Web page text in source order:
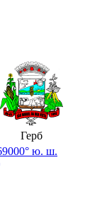
Герб
ю. ш.